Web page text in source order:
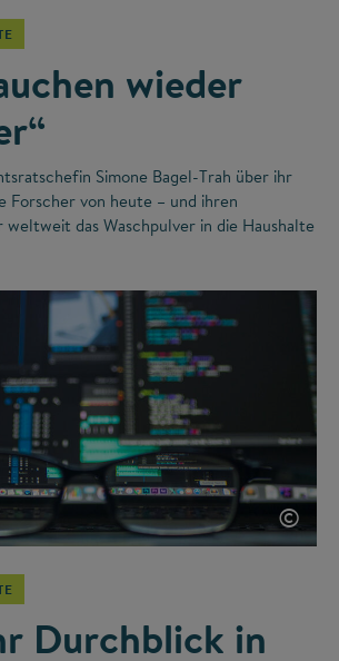
wieder
Simone Bagel-Trah über ihr
Forscher von heute – und ihren
das Waschpulver in die Haushalte
©
Durchblick in